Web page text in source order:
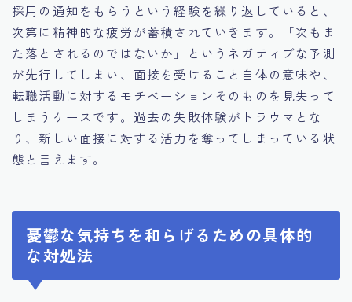
採用の通知をもらうという経験を繰り返していると、
次第に精神的な疲労が蓄積されていきます。「次もま
た落とされるのではないか」というネガティブな予測
が先行してしまい、面接を受けること自体の意味や、
転職活動に対するモチベーションそのものを見失って
しまうケースです。過去の失敗体験がトラウマとな
り、新しい面接に対する活力を奪ってしまっている状
態と言えます。
憂鬱な気持ちを和らげるための具体的
な対処法